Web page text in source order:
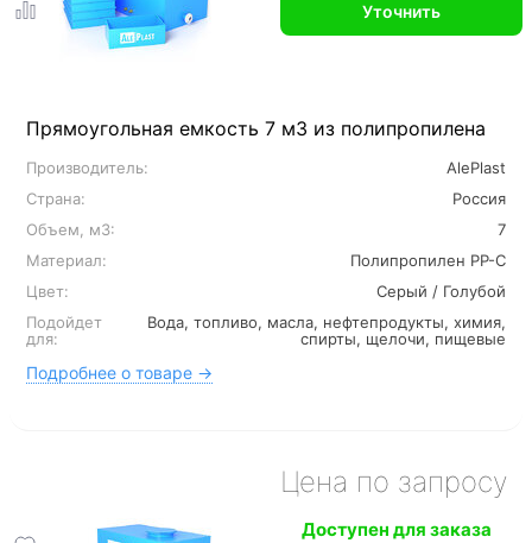
Прямоугольная емкость 7 м3 из полипропилена
Производитель:
AlePlast
Страна:
Россия
Объем, м3:
7
Материал:
Полипропилен PP-C
Цвет:
Серый / Голубой
Подойдет
для:
Вода, топливо, масла, нефтепродукты, химия,
спирты, щелочи, пищевые
Подробнее о товаре →
Уточнить
Цена по запросу
Доступен для заказа